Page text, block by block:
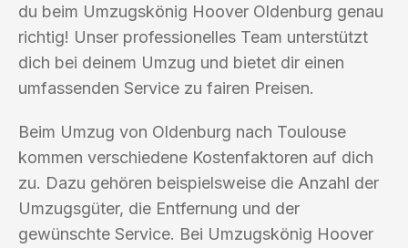
du beim Umzugskönig Hoover Oldenburg genau
richtig! Unser professionelles Team unterstützt
dich bei deinem Umzug und bietet dir einen
umfassenden Service zu fairen Preisen.
Beim Umzug von Oldenburg nach Toulouse
kommen verschiedene Kostenfaktoren auf dich
zu. Dazu gehören beispielsweise die Anzahl der
Umzugsgüter, die Entfernung und der
gewünschte Service. Bei Umzugskönig Hoover